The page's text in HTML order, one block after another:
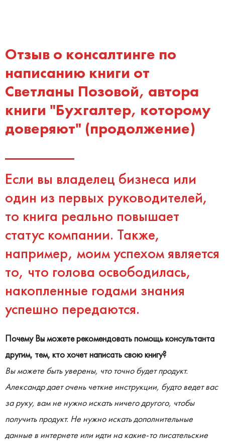
Отзыв о консалтинге по
написанию книги от
Светланы Позовой, автора
книги "Бухгалтер, которому
доверяют" (продолжение)
Если вы владелец бизнеса или
один из первых руководителей,
то книга реально повышает
статус компании. Также,
например, моим успехом является
то, что голова освободилась,
накопленные годами знания
успешно передаются.
Почему Вы можете рекомендовать помощь консультанта
другим, тем, кто хочет написать свою книгу?
Вы можете быть уверены, что точно будет продукт.
Александр дает очень четкие инструкции, будто ведет вас
за руку, вам не нужно искать ничего другого, чтобы
получить продукт. Не нужно искать дополнительные
данные в интернете или идти на какие-то писательские